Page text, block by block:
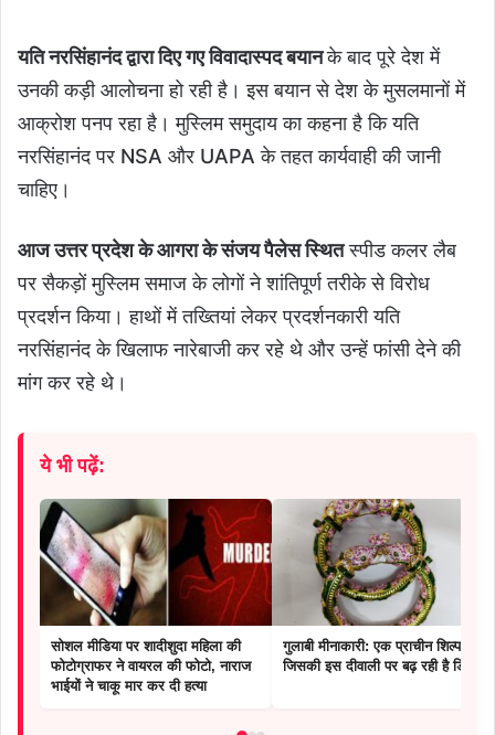
यति नरसिंहानंद द्वारा दिए गए विवादास्पद बयानके बाद पूरे देश में
उनकी कड़ी आलोचना हो रही है। इस बयान से देश के मुसलमानों में
आक्रोश पनप रहा है। मुस्लिम समुदाय का कहना है कि यति
नरसिंहानंद पर NSA और UAPA के तहत कार्यवाही की जानी
चाहिए।
आज उत्तर प्रदेश के आगरा के संजय पैलेस स्थितस्पीड कलर लैब
पर सैकड़ों मुस्लिम समाज के लोगों ने शांतिपूर्ण तरीके से विरोध
प्रदर्शन किया। हाथों में तख्तियां लेकर प्रदर्शनकारी यति
नरसिंहानंद के खिलाफ नारेबाजी कर रहे थे और उन्हें फांसी देने की
मांग कर रहे थे।
ये भी पढ़ें:
सोशल मीडिया पर शादीशुदा महिला की
फोटोग्राफर ने वायरल की फोटो, नाराज
भाईयों ने चाकू मार कर दी हत्या
गुलाबी मीनाकारी: एक प्राचीन शिल्प
जिसकी इस दीवाली पर बढ़ रही है डिमांड